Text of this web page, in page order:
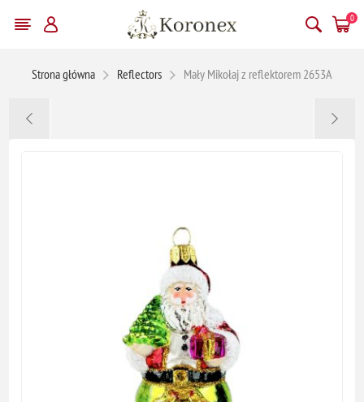
0
Strona główna Reflectors Mały Mikołaj z reflektorem 2653A